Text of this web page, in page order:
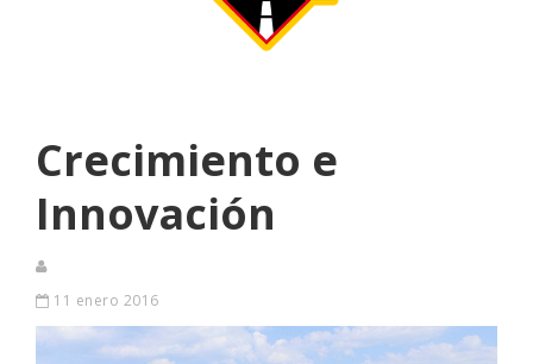
Crecimiento e
Innovación
11 enero 2016